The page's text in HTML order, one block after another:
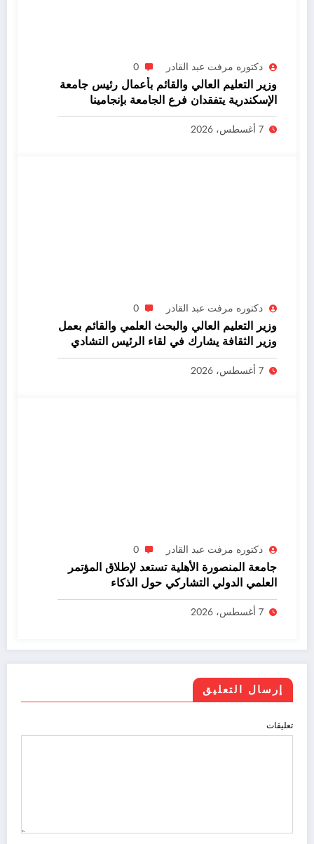
دكتوره مرفت عبد القادر 0
وزير التعليم العالي والقائم بأعمال رئيس جامعة
الإسكندرية يتفقدان فرع الجامعة بإنجامينا
7 أغسطس، 2026
دكتوره مرفت عبد القادر 0
وزير التعليم العالي والبحث العلمي والقائم بعمل
وزير الثقافة يشارك في لقاء الرئيس التشادي
مع الوفد الوزاري المصري
7 أغسطس، 2026
دكتوره مرفت عبد القادر 0
جامعة المنصورة الأهلية تستعد لإطلاق المؤتمر
العلمي الدولي التشاركي حول الذكاء
الاصطناعي
7 أغسطس، 2026
إرسال التعليق
تعليقات